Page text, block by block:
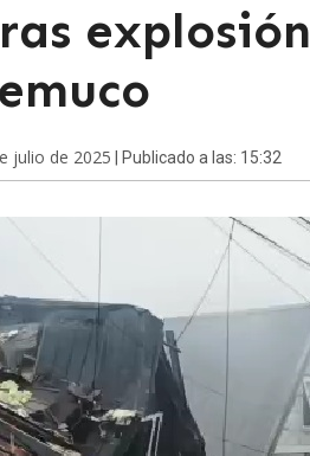
julio de 2025 | Publicado a las: 15:32